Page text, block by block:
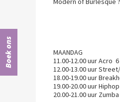
Boek ons
MAANDAG
11.00-12.00 uur
12.00-13.00
18.00-
19.00-
20.00-